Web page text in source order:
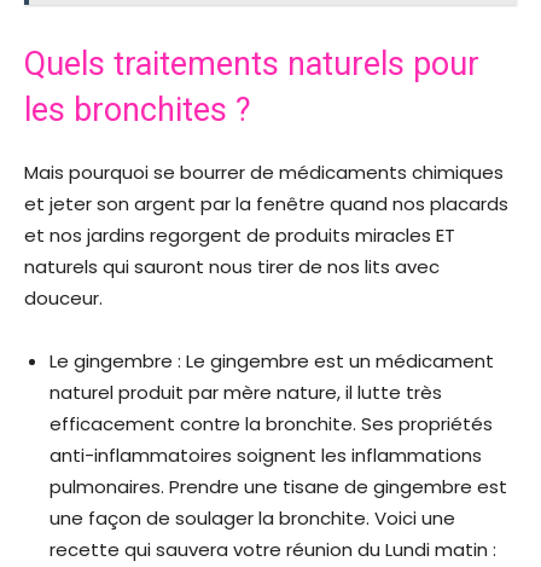
Quels traitements naturels pour
les bronchites ?
Mais pourquoi se bourrer de médicaments chimiques
et jeter son argent par la fenêtre quand nos placards
et nos jardins regorgent de produits miracles ET
naturels qui sauront nous tirer de nos lits avec
douceur.
Le gingembre : Le gingembre est un médicament
naturel produit par mère nature, il lutte très
efficacement contre la bronchite. Ses propriétés
anti-inflammatoires soignent les inflammations
pulmonaires. Prendre une tisane de gingembre est
une façon de soulager la bronchite. Voici une
recette qui sauvera votre réunion du Lundi matin :